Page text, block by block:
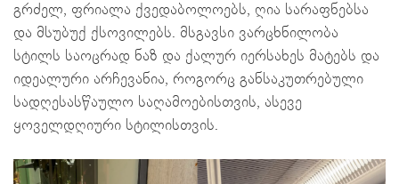
გრძელ, ფრიალა ქვედაბოლოებს, ღია სარაფნებსა
და მსუბუქ ქსოვილებს. მსგავსი ვარცხნილობა
სტილს საოცრად ნაზ და ქალურ იერსახეს მატებს და
იდეალური არჩევანია, როგორც განსაკუთრებული
სადღესასწაულო საღამოებისთვის, ასევე
ყოველდღიური სტილისთვის.